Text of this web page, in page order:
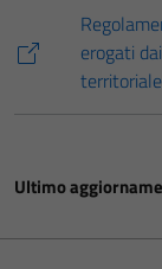
erogati
Ultimo